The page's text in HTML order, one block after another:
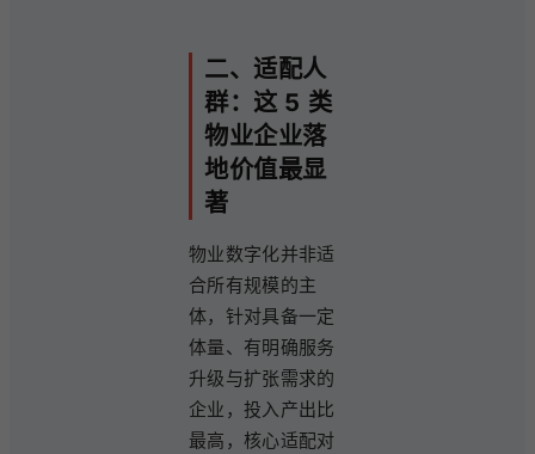
二、适配人
群：这 5 类
物业企业落
地价值最显
著
物业数字化并非适
合所有规模的主
体，针对具备一定
体量、有明确服务
升级与扩张需求的
企业，投入产出比
最高，核心适配对